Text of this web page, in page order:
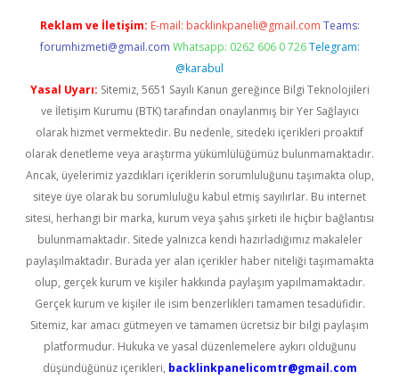
Reklam ve İletişim: E-mail: backlinkpaneli@gmail.com Teams:
forumhizmeti@gmail.com Whatsapp: 0262 606 0 726 Telegram:
@karabul
Yasal Uyarı: Sitemiz, 5651 Sayılı Kanun gereğince Bilgi Teknolojileri
ve İletişim Kurumu (BTK) tarafından onaylanmış bir Yer Sağlayıcı
olarak hizmet vermektedir. Bu nedenle, sitedeki içerikleri proaktif
olarak denetleme veya araştırma yükümlülüğümüz bulunmamaktadır.
Ancak, üyelerimiz yazdıkları içeriklerin sorumluluğunu taşımakta olup,
siteye üye olarak bu sorumluluğu kabul etmiş sayılırlar. Bu internet
sitesi, herhangi bir marka, kurum veya şahıs şirketi ile hiçbir bağlantısı
bulunmamaktadır. Sitede yalnızca kendi hazırladığımız makaleler
paylaşılmaktadır. Burada yer alan içerikler haber niteliği taşımamakta
olup, gerçek kurum ve kişiler hakkında paylaşım yapılmamaktadır.
Gerçek kurum ve kişiler ile isim benzerlikleri tamamen tesadüfidir.
Sitemiz, kar amacı gütmeyen ve tamamen ücretsiz bir bilgi paylaşım
platformudur. Hukuka ve yasal düzenlemelere aykırı olduğunu
düşündüğünüz içerikleri, backlinkpanelicomtr@gmail.com